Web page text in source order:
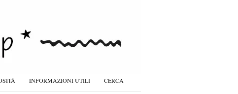
INFORMAZIONI UTILI CERCA